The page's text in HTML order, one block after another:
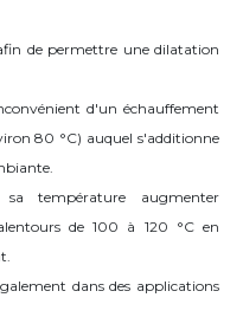
de permettre une dilatation
d'un échauffement
80 °C) auquel s'additionne
température augmenter
de 100 à 120 °C en
dans des applications